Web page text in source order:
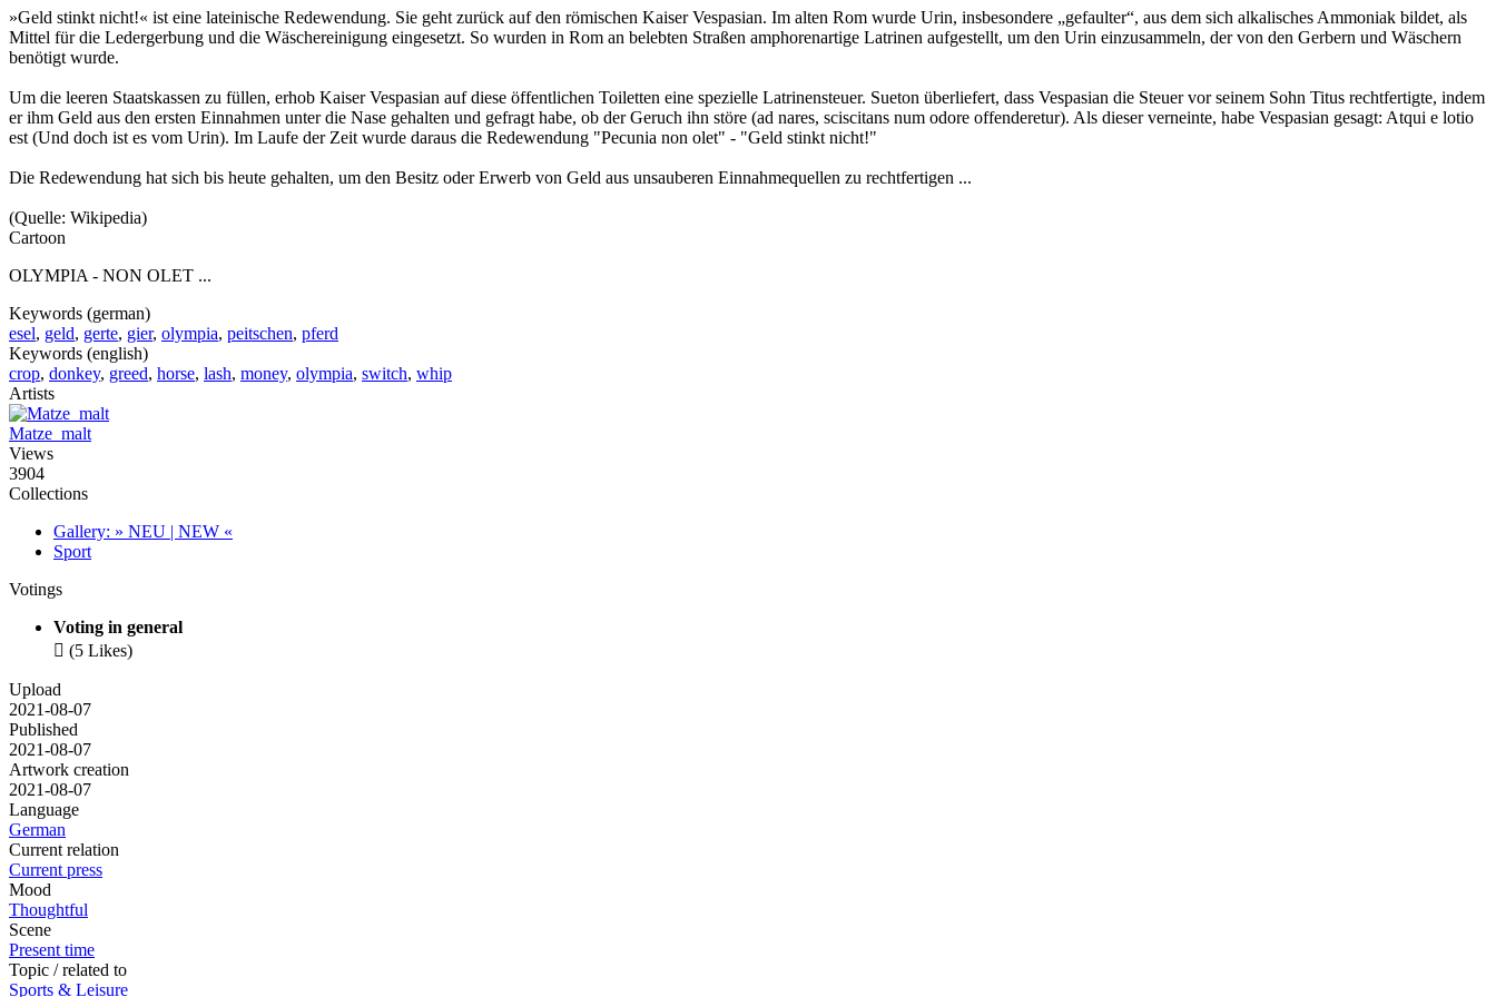
»Geld stinkt nicht!« ist eine lateinische Redewendung. Sie geht zurück auf den römischen Kaiser Vespasian. Im alten Rom wurde Urin, insbesondere „gefaulter“, aus dem sich alkalisches Ammoniak bildet, als
Mittel für die Ledergerbung und die Wäschereinigung eingesetzt. So wurden in Rom an belebten Straßen amphorenartige Latrinen aufgestellt, um den Urin einzusammeln, der von den Gerbern und Wäschern
benötigt wurde.
Um die leeren Staatskassen zu füllen, erhob Kaiser Vespasian auf diese öffentlichen Toiletten eine spezielle Latrinensteuer. Sueton überliefert, dass Vespasian die Steuer vor seinem Sohn Titus rechtfertigte, indem
er ihm Geld aus den ersten Einnahmen unter die Nase gehalten und gefragt habe, ob der Geruch ihn störe (ad nares, sciscitans num odore offenderetur). Als dieser verneinte, habe Vespasian gesagt: Atqui e lotio
est (Und doch ist es vom Urin). Im Laufe der Zeit wurde daraus die Redewendung "Pecunia non olet" - "Geld stinkt nicht!"
Die Redewendung hat sich bis heute gehalten, um den Besitz oder Erwerb von Geld aus unsauberen Einnahmequellen zu rechtfertigen ...
(Quelle: Wikipedia)
Cartoon
OLYMPIA - NON OLET ...
Keywords (german)
esel, geld, gerte, gier, olympia, peitschen, pferd
Keywords (english)
crop, donkey, greed, horse, lash, money, olympia, switch, whip
Artists
Matze_malt
Views
3904
Collections
Gallery: » NEU | NEW «
Sport
Votings
Voting in general
 (5 Likes)
Upload
2021-08-07
Published
2021-08-07
Artwork creation
2021-08-07
Language
German
Current relation
Current press
Mood
Thoughtful
Scene
Present time
Topic / related to
Sports & Leisure